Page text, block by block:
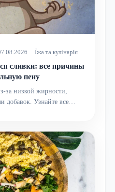
Їжа та кулінарія
сливки: все причины
пену
за низкой жирности,
добавок. Узнайте все…